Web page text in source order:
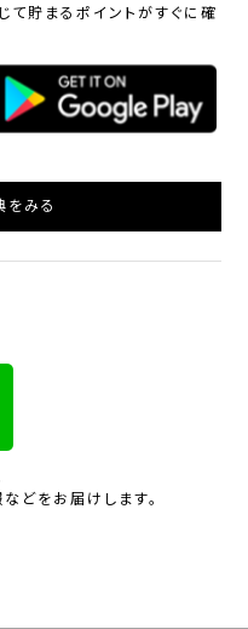
貯まるポイントがすぐに確
をみる
どをお届けします。